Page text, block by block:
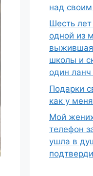
над
Шесть лет
одной из
выжившая
школы и
один
Подарки
как у меня
Мой
телефон
ушла в